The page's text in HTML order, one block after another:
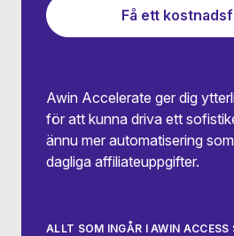
Få ett
Awin Accelerate ger dig
för att kunna driva ett
ännu mer automatisering
dagliga affiliateuppgifter.
ALLT SOM INGÅR I AWIN ACCESS